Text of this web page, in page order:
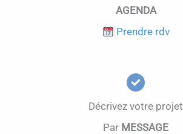
AGENDA
Prendre rdv
Décrivez votre projet
Par MESSAGE